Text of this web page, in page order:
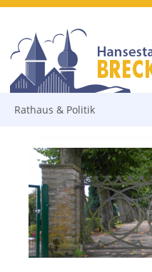
Rathaus & Politik